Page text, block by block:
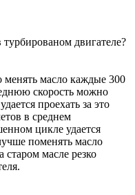
двигателе?
менять масло каждые 300
скорость можно
проехать за это
в среднем
цикле удается
поменять масло
масле резко